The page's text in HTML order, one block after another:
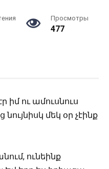
Просмотры
477
իմ ու ամուսնուս
մեկ օր չէինք
ունեինք